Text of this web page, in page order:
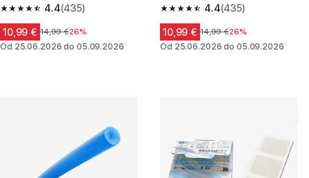
4.4
4.4 od 5 zvezdic from 435 ocene
(435)
10,99 € Cena pred znižanjem
14,99 €26%
Od 25.06.2026 do 05.09.2026
4.4
4.4 od 5 zvezdic from 435
(435)
10,99 € Cena pred znižanjem
14,99 €26%
Od 25.06.2026 do 05.09.2026